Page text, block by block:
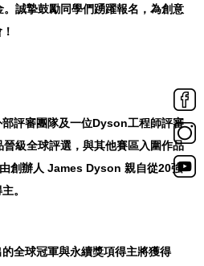
誠摯鼓勵同學們踴躍報名，為創意
評審團隊及一位Dyson工程師評審
級全球評選，與其他賽區入圍作品
創辦人 James Dyson 親自從20強
。
全球冠軍與永續獎項得主將獲得